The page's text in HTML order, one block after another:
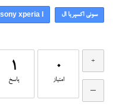
سونی اکسپریا ال sony xperia l
0
امتیاز
1
پاسخ